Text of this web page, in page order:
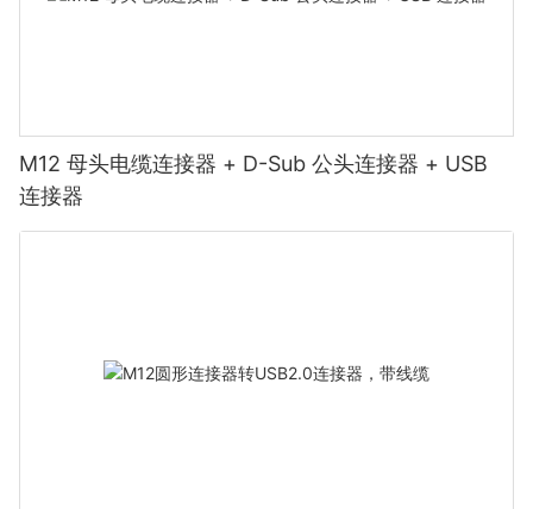
M12 母头电缆连接器 + D-Sub 公头连接器 + USB
连接器